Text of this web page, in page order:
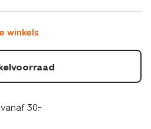
winkels
30.-